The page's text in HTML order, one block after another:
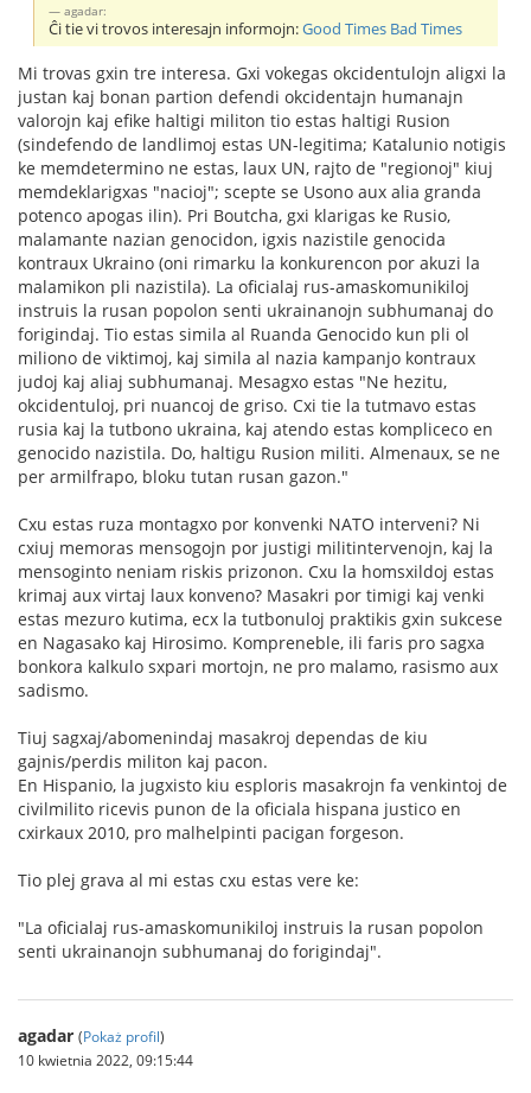
agadar:
Ĉi tie vi trovos interesajn informojn:Good Times Bad Times
Mi trovas gxin tre interesa. Gxi vokegas okcidentulojn aligxi la
justan kaj bonan partion defendi okcidentajn humanajn
valorojn kaj efike haltigi militon tio estas haltigi Rusion
(sindefendo de landlimoj estas UN-legitima; Katalunio notigis
ke memdetermino ne estas, laux UN, rajto de "regionoj" kiuj
memdeklarigxas "nacioj"; scepte se Usono aux alia granda
potenco apogas ilin). Pri Boutcha, gxi klarigas ke Rusio,
malamante nazian genocidon, igxis nazistile genocida
kontraux Ukraino (oni rimarku la konkurencon por akuzi la
malamikon pli nazistila). La oficialaj rus-amaskomunikiloj
instruis la rusan popolon senti ukrainanojn subhumanaj do
forigindaj. Tio estas simila al Ruanda Genocido kun pli ol
miliono de viktimoj, kaj simila al nazia kampanjo kontraux
judoj kaj aliaj subhumanaj. Mesagxo estas "Ne hezitu,
okcidentuloj, pri nuancoj de griso. Cxi tie la tutmavo estas
rusia kaj la tutbono ukraina, kaj atendo estas kompliceco en
genocido nazistila. Do, haltigu Rusion militi. Almenaux, se ne
per armilfrapo, bloku tutan rusan gazon."
Cxu estas ruza montagxo por konvenki NATO interveni? Ni
cxiuj memoras mensogojn por justigi militintervenojn, kaj la
mensoginto neniam riskis prizonon. Cxu la homsxildoj estas
krimaj aux virtaj laux konveno? Masakri por timigi kaj venki
estas mezuro kutima, ecx la tutbonuloj praktikis gxin sukcese
en Nagasako kaj Hirosimo. Kompreneble, ili faris pro sagxa
bonkora kalkulo sxpari mortojn, ne pro malamo, rasismo aux
sadismo.
Tiuj sagxaj/abomenindaj masakroj dependas de kiu
gajnis/perdis militon kaj pacon.
En Hispanio, la jugxisto kiu esploris masakrojn fa venkintoj de
civilmilito ricevis punon de la oficiala hispana justico en
cxirkaux 2010, pro malhelpinti pacigan forgeson.
Tio plej grava al mi estas cxu estas vere ke:
"La oficialaj rus-amaskomunikiloj instruis la rusan popolon
senti ukrainanojn subhumanaj do forigindaj".
agadar (Pokaż profil)
10 kwietnia 2022, 09:15:44